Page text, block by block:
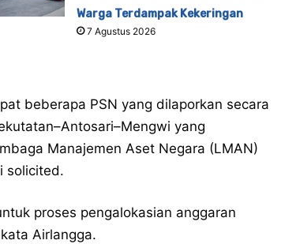
Warga Terdampak Kekeringan
7 Agustus 2026
beberapa PSN yang dilaporkan secara
yang
Manajemen Aset Negara (LMAN)
solicited.
proses pengalokasian anggaran
Airlangga.